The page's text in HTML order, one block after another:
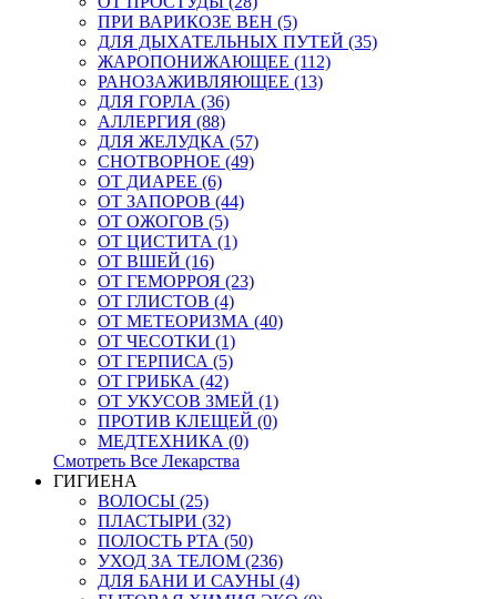
ПРИ ВАРИКОЗЕ ВЕН (5)
ДЛЯ ДЫХАТЕЛЬНЫХ ПУТЕЙ (35)
ЖАРОПОНИЖАЮЩЕЕ (112)
РАНОЗАЖИВЛЯЮЩЕЕ (13)
ДЛЯ ГОРЛА (36)
АЛЛЕРГИЯ (88)
ДЛЯ ЖЕЛУДКА (57)
СНОТВОРНОЕ (49)
ОТ ДИАРЕЕ (6)
ОТ ЗАПОРОВ (44)
ОТ ОЖОГОВ (5)
ОТ ЦИСТИТА (1)
ОТ ВШЕЙ (16)
ОТ ГЕМОРРОЯ (23)
ОТ ГЛИСТОВ (4)
ОТ МЕТЕОРИЗМА (40)
ОТ ЧЕСОТКИ (1)
ОТ ГЕРПИСА (5)
ОТ ГРИБКА (42)
ОТ УКУСОВ ЗМЕЙ (1)
ПРОТИВ КЛЕЩЕЙ (0)
МЕДТЕХНИКА (0)
Смотреть Все Лекарства
ГИГИЕНА
ВОЛОСЫ (25)
ПЛАСТЫРИ (32)
ПОЛОСТЬ РТА (50)
УХОД ЗА ТЕЛОМ (236)
ДЛЯ БАНИ И САУНЫ (4)